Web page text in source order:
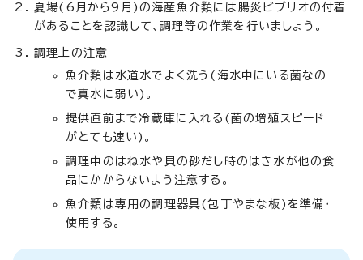
夏場(6月から9月)の海産魚介類には腸炎ビブリオの付着
があることを認識して、調理等の作業を行いましょう。
調理上の注意
魚介類は水道水でよく洗う(海水中にいる菌なの
で真水に弱い)。
提供直前まで冷蔵庫に入れる(菌の増殖スピード
がとても速い)。
調理中のはね水や貝の砂だし時のはき水が他の食
品にかからないよう注意する。
魚介類は専用の調理器具(包丁やまな板)を準備・
使用する。